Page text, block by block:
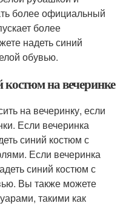
более официальный
более
надеть синий
обувью.
на вечеринке
на вечеринку, если
Если вечеринка
синий костюм с
Если вечеринка
синий костюм с
Вы также можете
такими как